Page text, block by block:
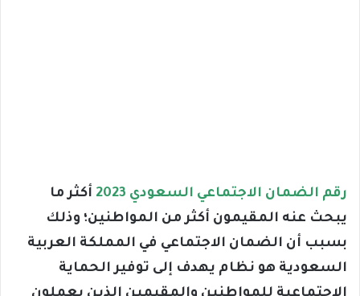
رقم الضمان الاجتماعي السعودي 2023
أكثر ما
يبحث عنه المقيمون أكثر من المواطنين؛ وذلك
بسبب أن الضمان الاجتماعي في المملكة العربية
السعودية هو نظام يهدف إلى توفير الحماية